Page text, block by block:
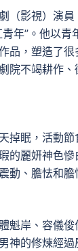
（影視）演
年”。他以青
品，塑造了
院不竭耕作、
掉眠，活動
的麗妍神色慘
動、膽怯和
魁岸、容儀
神的修煉經